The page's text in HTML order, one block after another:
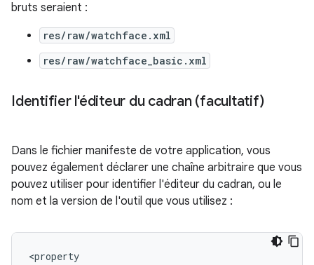
bruts seraient :
res/raw/watchface.xml
res/raw/watchface_basic.xml
Identifier l'éditeur du cadran (facultatif)
Dans le fichier manifeste de votre application, vous
pouvez également déclarer une chaîne arbitraire que vous
pouvez utiliser pour identifier l'éditeur du cadran, ou le
nom et la version de l'outil que vous utilisez :